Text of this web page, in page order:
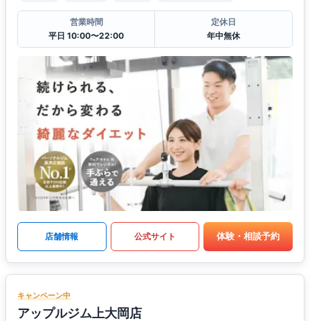
営業時間
平日 10:00〜22:00
定休日
年中無休
店舗情報 公式サイト 体験・相談予約
キャンペーン中
アップルジム上大岡店